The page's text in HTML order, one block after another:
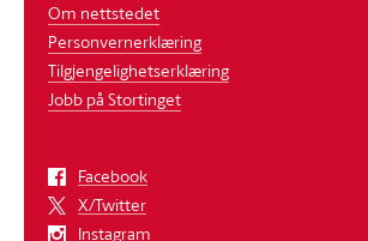
Om nettstedet
Personvernerklæring
Tilgjengelighetserklæring
Jobb på Stortinget
Facebook
X/Twitter
Instagram